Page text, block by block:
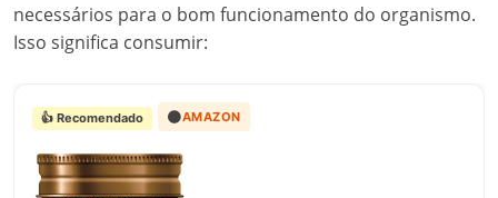
necessários para o bom funcionamento do organismo.
Isso significa consumir:
👍 Recomendado 🟠AMAZON